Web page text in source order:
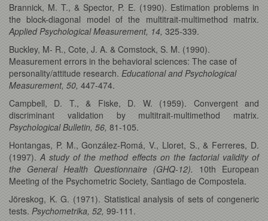
Brannick, M. T., & Spector, P. E. (1990). Estimation problems in
the block-diagonal model of the multitrait-multimethod matrix.
Applied Psychological Measurement, 14, 325-339.
Buckley, M- R., Cote, J. A. & Comstock, S. M. (1990).
Measurement errors in the behavioral sciences: The case of
personality/attitude research. Educational and Psychological
Measurement, 50, 447-474.
Campbell, D. T., & Fiske, D. W. (1959). Convergent and
discriminant validation by multitrait-multimethod matrix.
Psychological Bulletin, 56, 81-105.
Hontangas, P. M., González-Romá, V., Lloret, S., & Ferreres, D.
(1997).A study of the method effects on the factorial validity of
the General Health Questionnaire (GHQ-12). 10th European
Meeting of the Psychometric Society, Santiago de Compostela.
Jöreskog, K. G. (1971). Statistical analysis of sets of congeneric
tests. Psychometrika, 52, 99-111.